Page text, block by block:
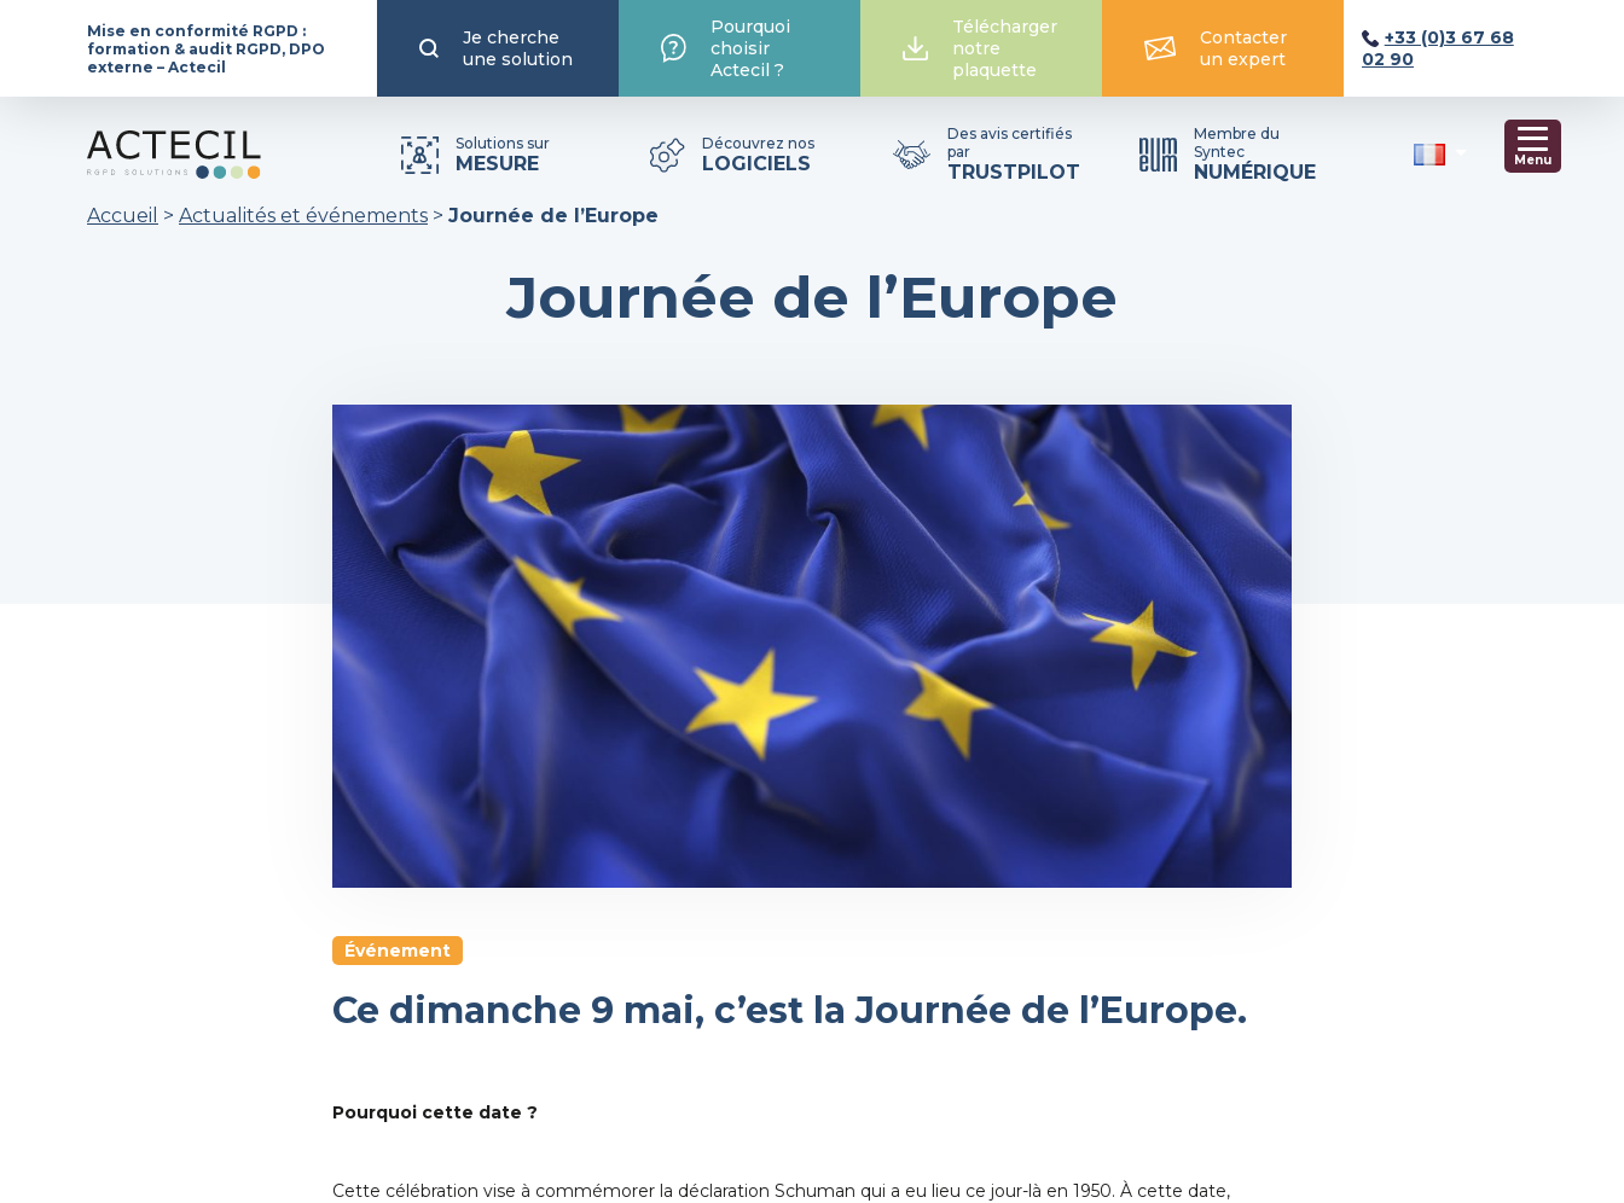
Mise en conformité RGPD :
formation & audit RGPD, DPO
externe – Actecil
Je cherche
une solution
Pourquoi
choisir
Actecil ?
Télécharger
notre
plaquette
Contacter
un expert
+33 (0)3 67 68
02 90
Menu
Solutions sur
MESURE
Découvrez nos
LOGICIELS
Des avis certifiés
par
TRUSTPILOT
Membre du
Syntec
NUMÉRIQUE
Accueil > Actualités et événements > Journée de l’Europe
Journée de l’Europe
Événement
Ce dimanche 9 mai, c’est la Journée de l’Europe.
Pourquoi cette date ?
Cette célébration vise à commémorer la déclaration Schuman qui a eu lieu ce jour-là en 1950. À cette date,